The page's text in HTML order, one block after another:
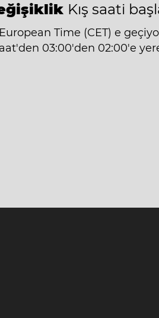
Kış saati
Time (CET) e
03:00'den 02:00'e